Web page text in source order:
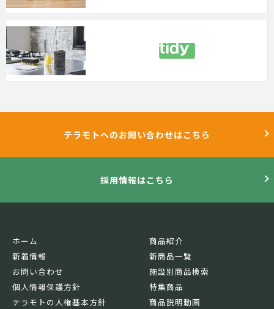
テラモトへのお問い合わせはこちら
採用情報はこちら
ホーム
新着情報
お問い合わせ
個人情報保護方針
テラモトの人権基本方針
商品紹介
新商品一覧
施設別商品検索
特集商品
商品説明動画